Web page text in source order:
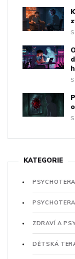
KATEGORIE
ZDRAVÍ A
DĚTSKÁ